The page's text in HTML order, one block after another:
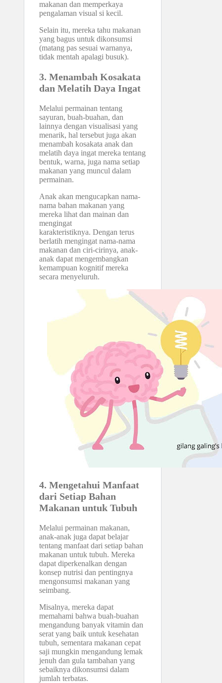
makanan dan memperkaya
pengalaman visual si kecil.
Selain itu, mereka tahu makanan
yang bagus untuk dikonsumsi
(matang pas sesuai warnanya,
tidak mentah apalagi busuk).
3. Menambah Kosakata
dan Melatih Daya Ingat
Melalui permainan tentang
sayuran, buah-buahan, dan
lainnya dengan visualisasi yang
menarik, hal tersebut juga akan
menambah kosakata anak dan
melatih daya ingat mereka tentang
bentuk, warna, juga nama setiap
makanan yang muncul dalam
permainan.
Anak akan mengucapkan nama-
nama bahan makanan yang
mereka lihat dan mainan dan
mengingat
karakteristiknya. Dengan terus
berlatih mengingat nama-nama
makanan dan ciri-cirinya, anak-
anak dapat mengembangkan
kemampuan kognitif mereka
secara menyeluruh.
4. Mengetahui Manfaat
dari Setiap Bahan
Makanan untuk Tubuh
Melalui permainan makanan,
anak-anak juga dapat belajar
tentang manfaat dari setiap bahan
makanan untuk tubuh. Mereka
dapat diperkenalkan dengan
konsep nutrisi dan pentingnya
mengonsumsi makanan yang
seimbang.
Misalnya, mereka dapat
memahami bahwa buah-buahan
mengandung banyak vitamin dan
serat yang baik untuk kesehatan
tubuh, sementara makanan cepat
saji mungkin mengandung lemak
jenuh dan gula tambahan yang
sebaiknya dikonsumsi dalam
jumlah terbatas.